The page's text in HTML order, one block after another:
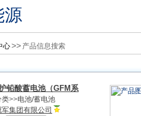
源
心>> 产品信息搜索
铅酸蓄电池（GFM系
类>>电池/蓄电池
集团有限公司